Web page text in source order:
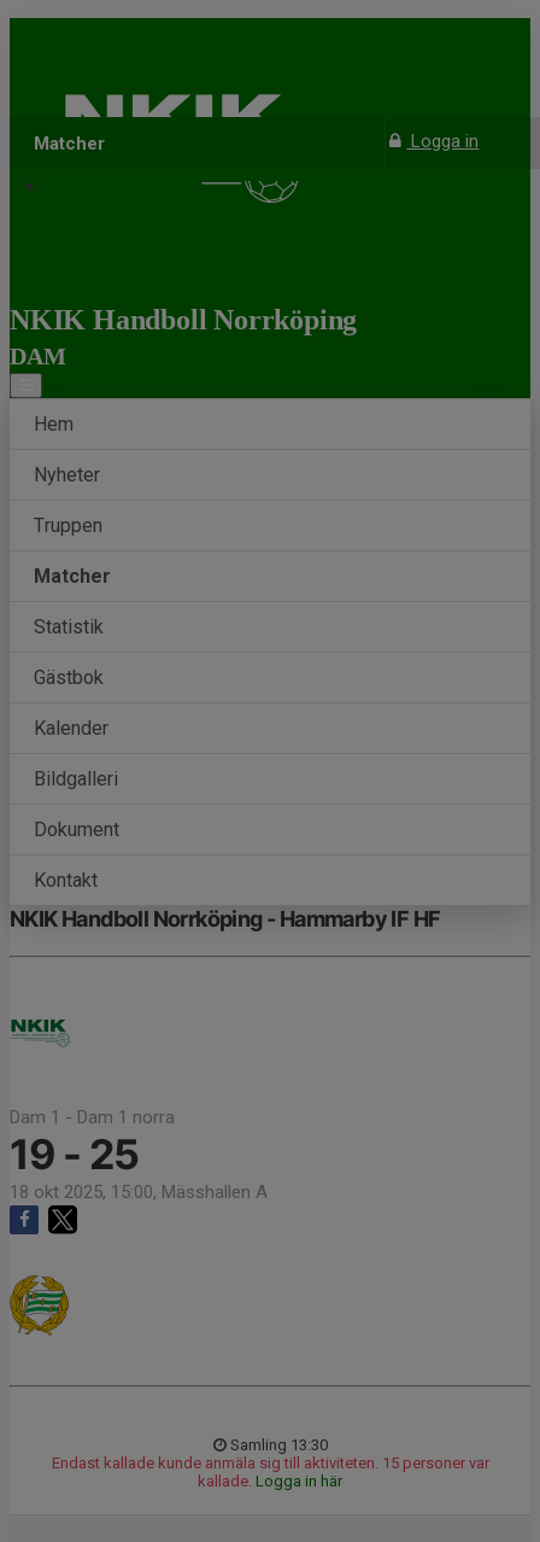
Matcher Logga in
NKIK Handboll Norrköping
DAM
Hem
Nyheter
Truppen
Matcher
Statistik
Gästbok
Kalender
Bildgalleri
Dokument
Kontakt
NKIK Handboll Norrköping - Hammarby IF HF
Dam 1 - Dam 1 norra
19 - 25
18 okt 2025, 15:00, Mässhallen A
Samling 13:30
Endast kallade kunde anmäla sig till aktiviteten. 15 personer var
kallade. Logga in här